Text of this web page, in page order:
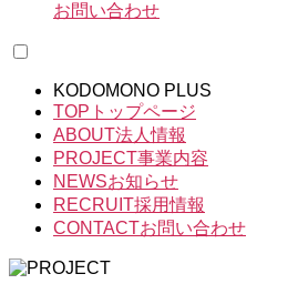
お問い合わせ
KODOMONO PLUS
TOP トップページ
ABOUT法人情報
PROJECT事業内容
NEWSお知らせ
RECRUIT採用情報
CONTACTお問い合わせ